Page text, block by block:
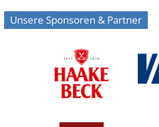
Unsere Sponsoren & Partner